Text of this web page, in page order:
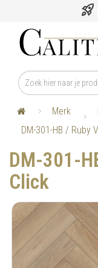
rocket_launch
Merk
DM-301-HB / Ruby
DM-301-
Click